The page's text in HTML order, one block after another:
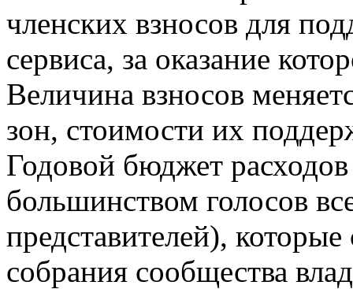
членских взносов для
сервиса, за оказание
Величина взносов
зон, стоимости их
Годовой бюджет
большинством голосов
представителей),
собрания сообщества